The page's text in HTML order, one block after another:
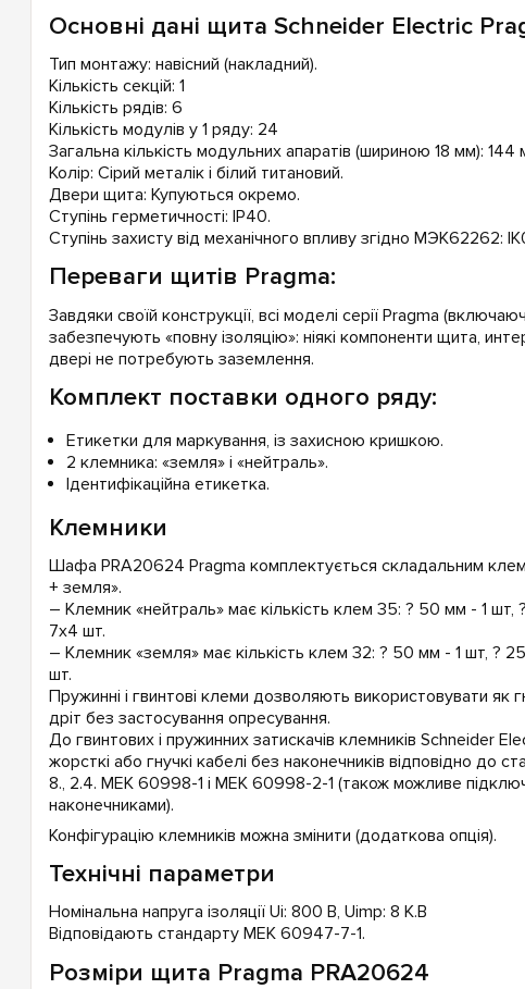
Основні дані щита Schneider Electric
Тип монтажу: навісний (накладний).
Кількість секцій: 1
Кількість рядів: 6
Кількість модулів у 1 ряду: 24
Загальна кількість модульних апаратів (шириною 18 мм): 144
Колір: Сірий металік і білий титановий.
Двери щита: Купуються окремо.
Ступінь герметичності: IP40.
Ступінь захисту від механічного впливу згідно МЭК62262:
Переваги щитів Pragma:
Завдяки своїй конструкції, всі моделі серії Pragma
забезпечують «повну ізоляцію»: ніякі компоненти щита,
двері не потребують заземлення.
Комплект поставки одного ряду:
Етикетки для маркування, із захисною кришкою.
2 клемника: «земля» і «нейтраль».
Ідентифікаційна етикетка.
Клемники
Шафа PRA20624 Pragma комплектується складальним
+ земля».
– Клемник «нейтраль» має кількість клем 35: ? 50 мм - 1
7х4 шт.
– Клемник «земля» має кількість клем 32: ? 50 мм - 1 шт, ?
шт.
Пружинні і гвинтові клеми дозволяють використовувати як
дріт без застосування опресування.
До гвинтових і пружинних затискачів клемників Schneider
жорсткі або гнучкі кабелі без наконечників відповідно до
8., 2.4. МЕК 60998-1 і МЕК 60998-2-1 (також можливе
наконечниками).
Конфігурацію клемників можна змінити (додаткова опція).
Технічні параметри
Номінальна напруга ізоляції Ui: 800 В, Uimp: 8 К.В
Відповідають стандарту МЕК 60947-7-1.
Розміри щита Pragma PRA20624